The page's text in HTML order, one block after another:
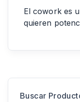
El cowork es
quieren
Buscar